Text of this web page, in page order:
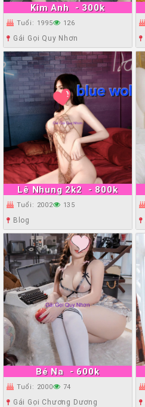
Kim Anh - 300k
Tuổi: 1995 126
Gái Gọi Quy Nhơn
Lê Nhung 2k2 - 800k
Tuổi: 2002 135
Blog
Bé Na - 600k
Tuổi: 2000 74
Gái Gọi Chương Dương